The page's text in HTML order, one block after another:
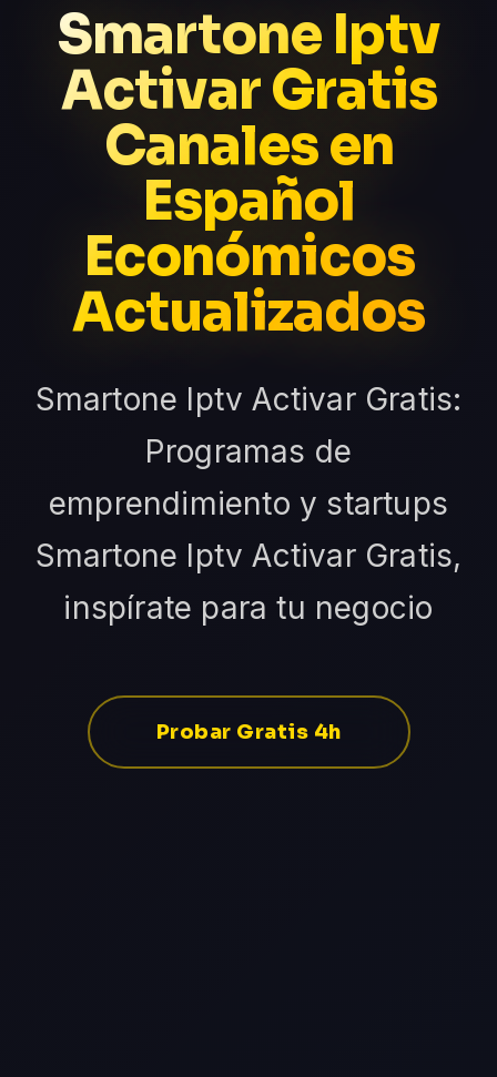
Smartone Iptv
Activar Gratis
Canales en
Español
Económicos
Actualizados
Smartone Iptv Activar Gratis:
Programas de
emprendimiento y startups
Smartone Iptv Activar Gratis,
inspírate para tu negocio
Probar Gratis 4h